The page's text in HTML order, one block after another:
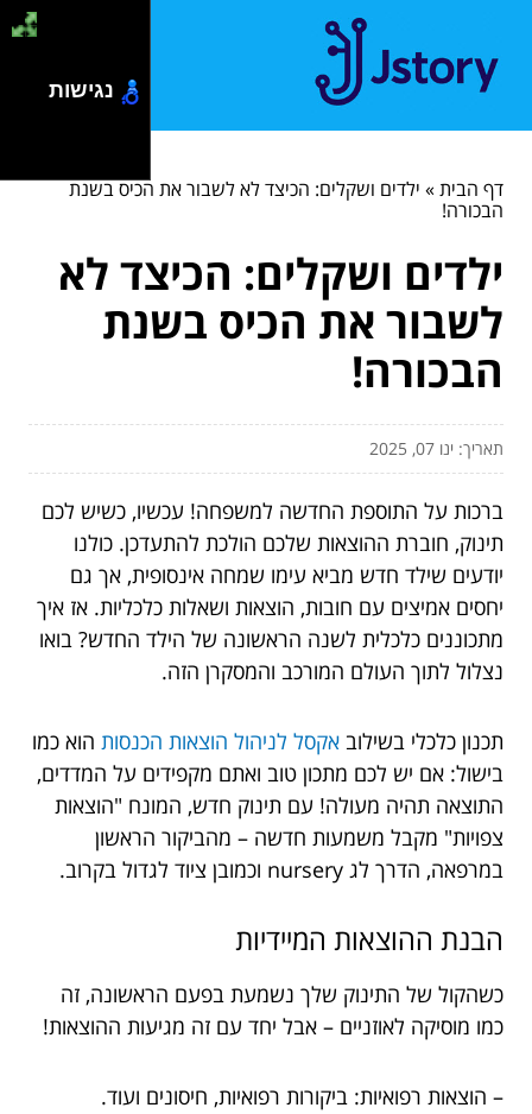
דף הבית» ילדים ושקלים: הכיצד לא לשבור את הכיס בשנת
הבכורה!
ילדים ושקלים: הכיצד לא
לשבור את הכיס בשנת
הבכורה!
תאריך: ינו 07, 2025
ברכות על התוספת החדשה למשפחה! עכשיו, כשיש לכם
תינוק, חוברת ההוצאות שלכם הולכת להתעדכן. כולנו
יודעים שילד חדש מביא עימו שמחה אינסופית, אך גם
יחסים אמיצים עם חובות, הוצאות ושאלות כלכליות. אז איך
מתכוננים כלכלית לשנה הראשונה של הילד החדש? בואו
נצלול לתוך העולם המורכב והמסקרן הזה.
תכנון כלכלי בשילוב אקסל לניהול הוצאות הכנסות הוא כמו
בישול: אם יש לכם מתכון טוב ואתם מקפידים על המדדים,
התוצאה תהיה מעולה! עם תינוק חדש, המונח "הוצאות
צפויות" מקבל משמעות חדשה – מהביקור הראשון
במרפאה, הדרך לג nursery וכמובן ציוד לגדול בקרוב.
הבנת ההוצאות המיידיות
כשהקול של התינוק שלך נשמעת בפעם הראשונה, זה
כמו מוסיקה לאוזניים – אבל יחד עם זה מגיעות ההוצאות!
– הוצאות רפואיות: ביקורות רפואיות, חיסונים ועוד.
נגישות